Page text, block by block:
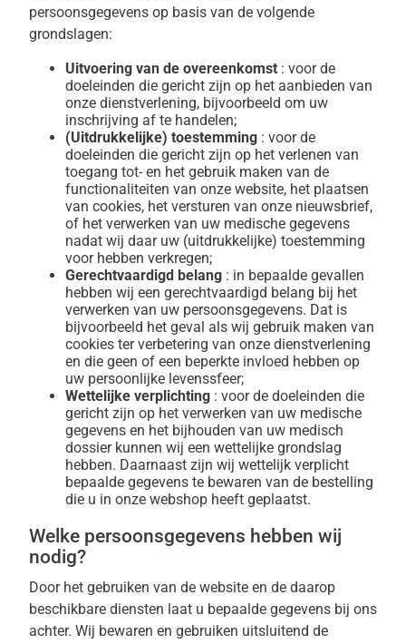
persoonsgegevens op basis van de volgende
grondslagen:
Uitvoering van de overeenkomst : voor de
doeleinden die gericht zijn op het aanbieden van
onze dienstverlening, bijvoorbeeld om uw
inschrijving af te handelen;
(Uitdrukkelijke) toestemming : voor de
doeleinden die gericht zijn op het verlenen van
toegang tot- en het gebruik maken van de
functionaliteiten van onze website, het plaatsen
van cookies, het versturen van onze nieuwsbrief,
of het verwerken van uw medische gegevens
nadat wij daar uw (uitdrukkelijke) toestemming
voor hebben verkregen;
Gerechtvaardigd belang : in bepaalde gevallen
hebben wij een gerechtvaardigd belang bij het
verwerken van uw persoonsgegevens. Dat is
bijvoorbeeld het geval als wij gebruik maken van
cookies ter verbetering van onze dienstverlening
en die geen of een beperkte invloed hebben op
uw persoonlijke levenssfeer;
Wettelijke verplichting : voor de doeleinden die
gericht zijn op het verwerken van uw medische
gegevens en het bijhouden van uw medisch
dossier kunnen wij een wettelijke grondslag
hebben. Daarnaast zijn wij wettelijk verplicht
bepaalde gegevens te bewaren van de bestelling
die u in onze webshop heeft geplaatst.
Welke persoonsgegevens hebben wij
nodig?
Door het gebruiken van de website en de daarop
beschikbare diensten laat u bepaalde gegevens bij ons
achter. Wij bewaren en gebruiken uitsluitend de